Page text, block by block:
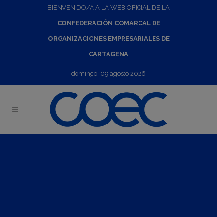
BIENVENIDO/A A LA WEB OFICIAL DE LA
CONFEDERACIÓN COMARCAL DE
ORGANIZACIONES EMPRESARIALES DE
CARTAGENA
domingo, 09 agosto 2026